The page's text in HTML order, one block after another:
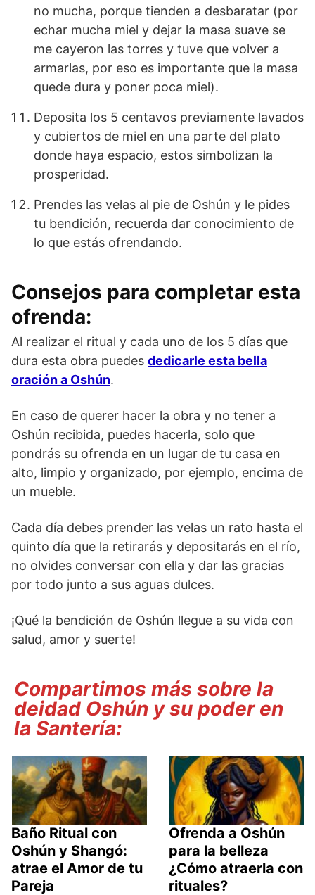
no mucha, porque tienden a desbaratar (por
echar mucha miel y dejar la masa suave se
me cayeron las torres y tuve que volver a
armarlas, por eso es importante que la masa
quede dura y poner poca miel).
Deposita los 5 centavos previamente lavados
y cubiertos de miel en una parte del plato
donde haya espacio, estos simbolizan la
prosperidad.
Prendes las velas al pie de Oshún y le pides
tu bendición, recuerda dar conocimiento de
lo que estás ofrendando.
Consejos para completar esta
ofrenda:
Al realizar el ritual y cada uno de los 5 días que
dura esta obra puedes dedicarle esta bella
oración a Oshún.
En caso de querer hacer la obra y no tener a
Oshún recibida, puedes hacerla, solo que
pondrás su ofrenda en un lugar de tu casa en
alto, limpio y organizado, por ejemplo, encima de
un mueble.
Cada día debes prender las velas un rato hasta el
quinto día que la retirarás y depositarás en el río,
no olvides conversar con ella y dar las gracias
por todo junto a sus aguas dulces.
¡Qué la bendición de Oshún llegue a su vida con
salud, amor y suerte!
Compartimos más sobre la
deidad Oshún y su poder en
la Santería:
Baño Ritual con
Oshún y Shangó:
atrae el Amor de tu
Pareja
Ofrenda a Oshún
para la belleza
¿Cómo atraerla con
rituales?